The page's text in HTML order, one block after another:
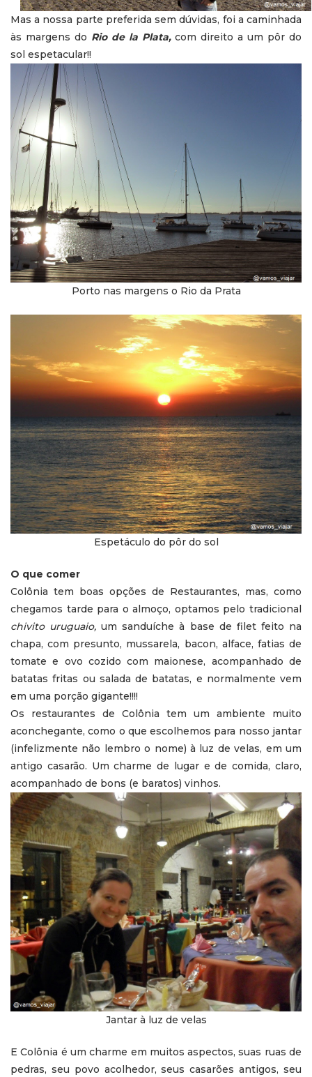
Mas a nossa parte preferida sem dúvidas, foi a caminhada
às margens do Rio de la Plata,com direito a um pôr do
sol espetacular!!
Porto nas margens o Rio da Prata
Espetáculo do pôr do sol
O que comer
Colônia tem boas opções de Restaurantes, mas, como
chegamos tarde para o almoço, optamos pelo tradicional
chivito uruguaio,um sanduíche à base de filet feito na
chapa, com presunto, mussarela, bacon, alface, fatias de
tomate e ovo cozido com maionese, acompanhado de
batatas fritas ou salada de batatas, e normalmente vem
em uma porção gigante!!!!
Os restaurantes de Colônia tem um ambiente muito
aconchegante, como o que escolhemos para nosso jantar
(infelizmente não lembro o nome) à luz de velas, em um
antigo casarão. Um charme de lugar e de comida, claro,
acompanhado de bons (e baratos) vinhos.
Jantar à luz de velas
E Colônia é um charme em muitos aspectos, suas ruas de
pedras, seu povo acolhedor, seus casarões antigos, seu